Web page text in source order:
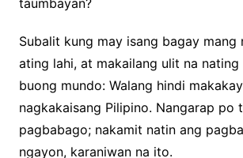
taumbayan?
Subalit kung may isang bagay mang
ating lahi, at makailang ulit na nating
buong mundo: Walang hindi
nagkakaisang Pilipino. Nangarap po
pagbabago; nakamit natin ang
ngayon, karaniwan na ito.